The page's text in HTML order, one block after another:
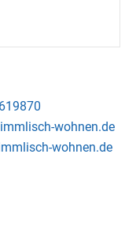
wohnen.de
wohnen.de